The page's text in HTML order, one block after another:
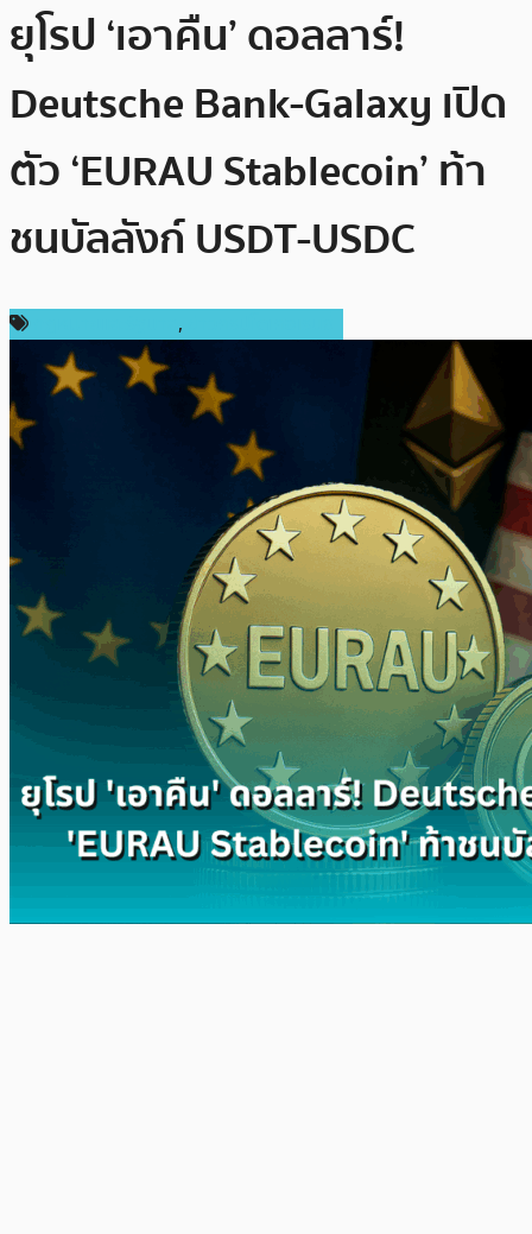
ยุโรป ‘เอาคืน’ ดอลลาร์!
Deutsche Bank-Galaxy เปิด
ตัว ‘EURAU Stablecoin’ ท้า
ชนบัลลังก์ USDT-USDC
,